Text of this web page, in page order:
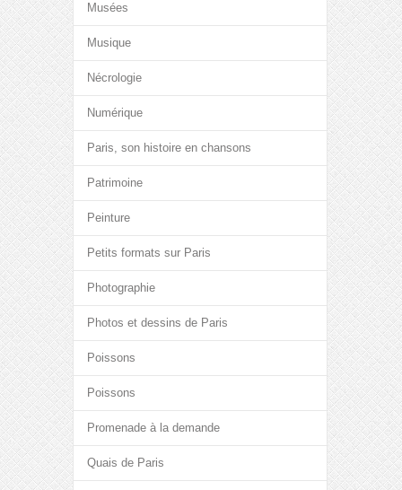
Musées
Musique
Nécrologie
Numérique
Paris, son histoire en chansons
Patrimoine
Peinture
Petits formats sur Paris
Photographie
Photos et dessins de Paris
Poissons
Poissons
Promenade à la demande
Quais de Paris